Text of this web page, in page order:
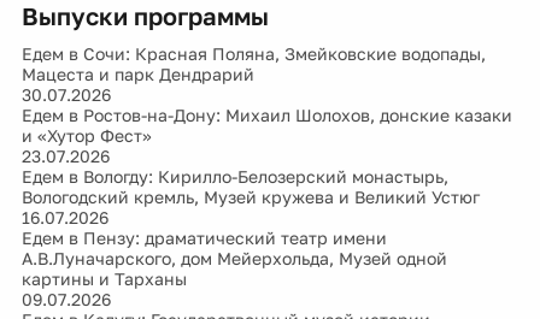
Выпуски программы
Едем в Сочи: Красная Поляна, Змейковские водопады,
Мацеста и парк Дендрарий
30.07.2026
Едем в Ростов-на-Дону: Михаил Шолохов, донские казаки
и «Хутор Фест»
23.07.2026
Едем в Вологду: Кирилло-Белозерский монастырь,
Вологодский кремль, Музей кружева и Великий Устюг
16.07.2026
Едем в Пензу: драматический театр имени
А.В.Луначарского, дом Мейерхольда, Музей одной
картины и Тарханы
09.07.2026